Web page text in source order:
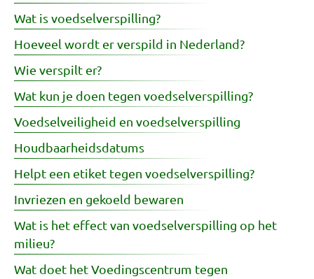
Wat is voedselverspilling?
Hoeveel wordt er verspild in Nederland?
Wie verspilt er?
Wat kun je doen tegen voedselverspilling?
Voedselveiligheid en voedselverspilling
Houdbaarheidsdatums
Helpt een etiket tegen voedselverspilling?
Invriezen en gekoeld bewaren
Wat is het effect van voedselverspilling op het
milieu?
Wat doet het Voedingscentrum tegen